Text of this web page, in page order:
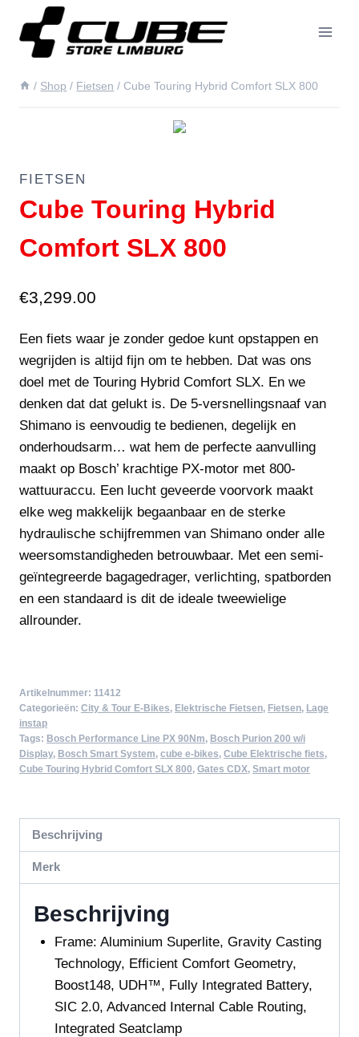
Doorgaan
naar
inhoud
/ Shop / Fietsen / Cube Touring Hybrid Comfort SLX 800
FIETSEN
Cube Touring Hybrid
Comfort SLX 800
€3,299.00
Een fiets waar je zonder gedoe kunt opstappen en
wegrijden is altijd fijn om te hebben. Dat was ons
doel met de Touring Hybrid Comfort SLX. En we
denken dat dat gelukt is. De 5-versnellingsnaaf van
Shimano is eenvoudig te bedienen, degelijk en
onderhoudsarm… wat hem de perfecte aanvulling
maakt op Bosch’ krachtige PX-motor met 800-
wattuuraccu. Een lucht geveerde voorvork maakt
elke weg makkelijk begaanbaar en de sterke
hydraulische schijfremmen van Shimano onder alle
weersomstandigheden betrouwbaar. Met een semi-
geïntegreerde bagagedrager, verlichting, spatborden
en een standaard is dit de ideale tweewielige
allrounder.
Artikelnummer: 11412
Categorieën: City & Tour E-Bikes, Elektrische Fietsen, Fietsen, Lage
instap
Tags: Bosch Performance Line PX 90Nm, Bosch Purion 200 w/i
Display, Bosch Smart System, cube e-bikes, Cube Elektrische fiets,
Cube Touring Hybrid Comfort SLX 800, Gates CDX, Smart motor
Beschrijving
Merk
Beschrijving
Frame: Aluminium Superlite, Gravity Casting
Technology, Efficient Comfort Geometry,
Boost148, UDH™, Fully Integrated Battery,
SIC 2.0, Advanced Internal Cable Routing,
Integrated Seatclamp